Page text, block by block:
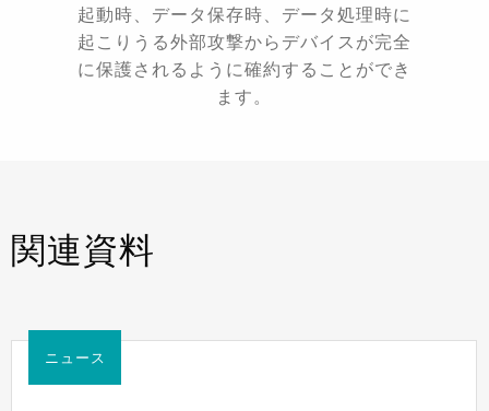
起動時、データ保存時、データ処理時に
起こりうる外部攻撃からデバイスが完全
に保護されるように確約することができ
ます。
関連資料
ニュース